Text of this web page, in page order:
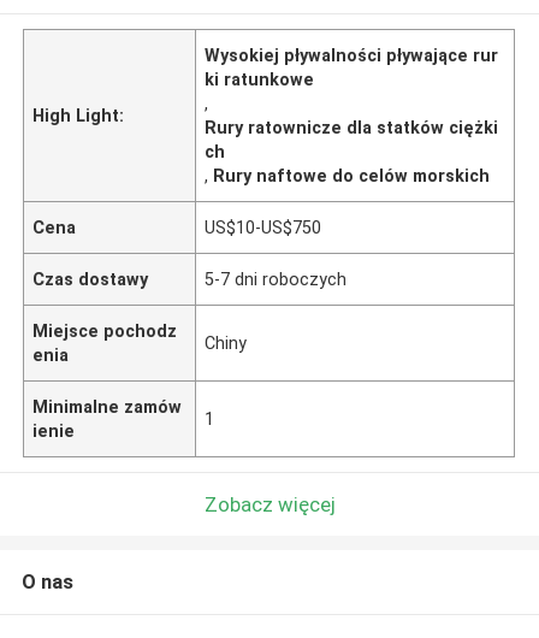
High Light:
Wysokiej pływalności pływające rur
ki ratunkowe
,
Rury ratownicze dla statków ciężki
ch
, Rury naftowe do celów morskich
Cena US$10-US$750
Czas dostawy 5-7 dni roboczych
Miejsce pochodz
enia
Chiny
Minimalne zamów
ienie
1
Zobacz więcej
O nas